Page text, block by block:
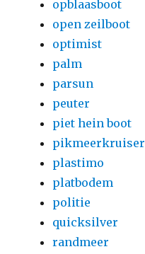
opblaasboot
open zeilboot
optimist
palm
parsun
peuter
piet hein boot
pikmeerkruiser
plastimo
platbodem
politie
quicksilver
randmeer